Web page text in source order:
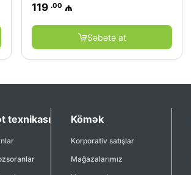
119 .00 ₼
Səbətə at
texnikası Kömək
Korporativ satışlar
Mağazalarımız